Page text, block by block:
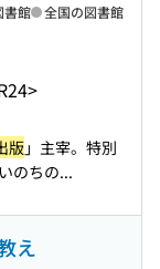
書館 全国の図書館
版」主宰。特別
のちの...
え